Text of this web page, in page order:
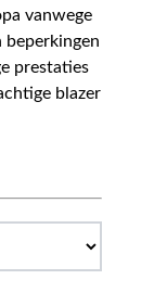
vanwege
beperkingen
prestaties
blazer